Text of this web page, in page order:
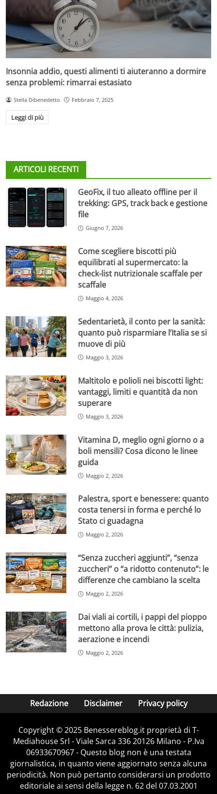
Insonnia addio, questi alimenti ti aiuteranno a dormire
senza problemi: rimarrai estasiato
Stella Dibenedetto Febbraio 7, 2025
Leggi di più
ARTICOLI RECENTI
GeoFix, il tuo alleato offline per il
trekking: GPS, track back e gestione
file
Giugno 7, 2026
Come scegliere biscotti più
equilibrati al supermercato: la
check-list nutrizionale scaffale per
scaffale
Maggio 4, 2026
Sedentarietà, il conto per la sanità:
quanto può risparmiare l’Italia se si
muove di più
Maggio 3, 2026
Maltitolo e polioli nei biscotti light:
vantaggi, limiti e quantità da non
superare
Maggio 3, 2026
Vitamina D, meglio ogni giorno o a
boli mensili? Cosa dicono le linee
guida
Maggio 2, 2026
Palestra, sport e benessere: quanto
costa tenersi in forma e perché lo
Stato ci guadagna
Maggio 2, 2026
“Senza zuccheri aggiunti”, “senza
zuccheri” o “a ridotto contenuto”: le
differenze che cambiano la scelta
Maggio 2, 2026
Dai viali ai cortili, i pappi del pioppo
mettono alla prova le città: pulizia,
aerazione e incendi
Maggio 2, 2026
Redazione Disclaimer Privacy policy
Copyright © 2025 Benessereblog.it proprietà di T-
Mediahouse Srl - Viale Sarca 336 20126 Milano - P.Iva
06933670967 - Questo blog non è una testata
giornalistica, in quanto viene aggiornato senza alcuna
periodicità. Non può pertanto considerarsi un prodotto
editoriale ai sensi della legge n. 62 del 07.03.2001